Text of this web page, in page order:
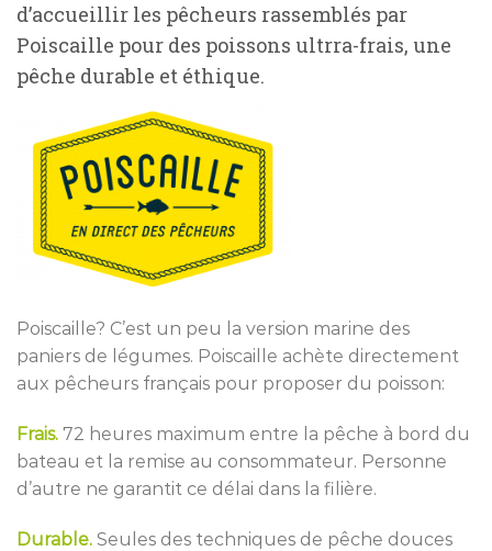
d’accueillir les pêcheurs rassemblés par
Poiscaille pour des poissons ultrra-frais, une
pêche durable et éthique.
Poiscaille? C’est un peu la version marine des
paniers de légumes. Poiscaille achète directement
aux pêcheurs français pour proposer du poisson:
Frais. 72 heures maximum entre la pêche à bord du
bateau et la remise au consommateur. Personne
d’autre ne garantit ce délai dans la filière.
Durable. Seules des techniques de pêche douces